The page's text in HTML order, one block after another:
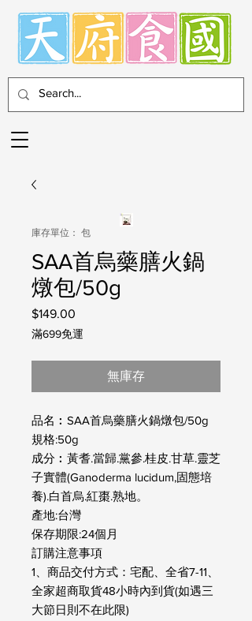
庫存單位： 包
SAA首烏藥膳火鍋
燉包/50g
$149.00
格
滿699免運
無庫存
品名︰SAA首烏藥膳火鍋燉包/50g
規格:50g
成分︰黃耆.當歸.黨參.桂皮.甘草.靈芝
子實體(Ganoderma lucidum,固態培
養).白首烏.紅棗.熟地。
產地:台灣
保存期限:24個月
訂購注意事項
1、商品交付方式：宅配、全省7-11、
全家超商取貨48小時內到貨(如遇三
大節日則不在此限)